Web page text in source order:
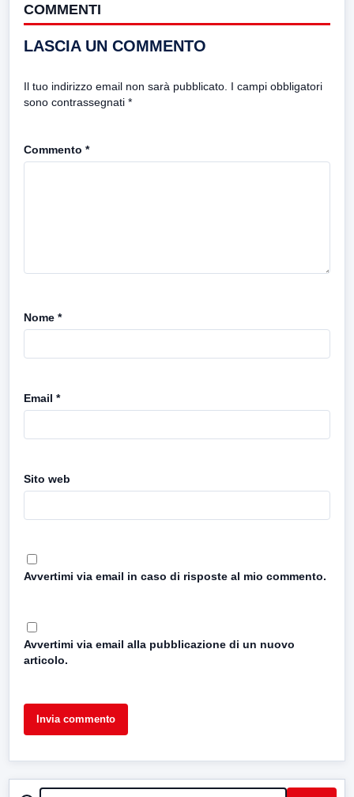
COMMENTI
LASCIA UN COMMENTO
Il tuo indirizzo email non sarà pubblicato. I campi obbligatori
sono contrassegnati *
Commento *
Nome *
Email *
Sito web
Avvertimi via email in caso di risposte al mio commento.
Avvertimi via email alla pubblicazione di un nuovo
articolo.